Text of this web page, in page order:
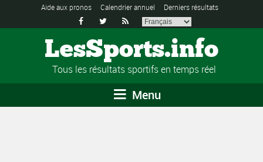
Aide aux pronos Calendrier annuel Derniers résultats
  
LesSports.info
Tous les résultats sportifs en temps réel
Menu